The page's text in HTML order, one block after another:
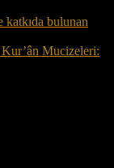
bulunan
Kur’ân Mucizeleri: